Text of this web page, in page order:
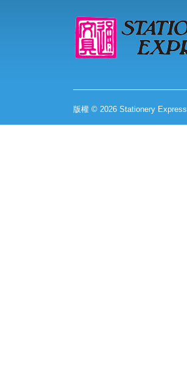
版權 © 2026 Stationery Express